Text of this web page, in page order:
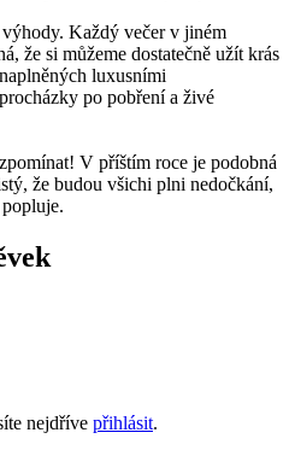
Každý večer v jiném
že si můžeme dostatečně užít krás
luxusními
po pobření a živé
V příštím roce je podobná
že budou všichi plni nedočkání,
nejdříve přihlásit.